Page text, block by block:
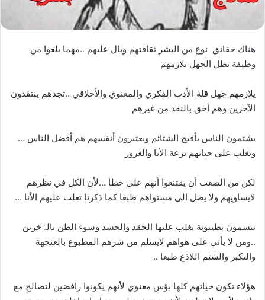
هناك حقائق نوع من البشر ثقافتهم وبال عليهم ..مهما بلغوا من
وظيفة يظل الجهل يلازمهم
يلازمهم جهل قلة الأدب الفكري والمعنوي والأخلاقي ..تجدهم ينتقدون
الآخرين وهم أحق بالنقد من غيرهم
يشتمون الناس بأقبح الشتائم ويعتبرون أنفسهم هم أفضل الناس …
وتغلب على حياتهم نزعة الأنا والغرور
لكن من الصعب أن يقتنعوا أنهم على خطأ …لأن الكل في نظرهم
لايساويهم ولا يصل الى مستواهم طبعا كما ذكرنا تغلب عليهم الأنا …
يتسمون بطيبوبة يغلب عليها الحقد والحسد وسوء الظن بالٱخرين
..ومن لا يأتي على هواهم لايسلم من شرهم المطبوع بالعنجهة
والتكبر والشتم اللاذع طبعا ..
هؤلاء تكون حياتهم كلها بؤس معنوي لأنهم يكونوا رافضين لتصالح مع